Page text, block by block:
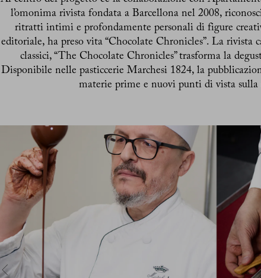
l’omonima rivista fondata a Barcellona nel 2008,
ritratti intimi e profondamente personali di figure
editoriale, ha preso vita “Chocolate Chronicles”. La rivista
classici, “The Chocolate Chronicles” trasforma la
Disponibile nelle pasticcerie Marchesi 1824, la
materie prime e nuovi punti di vista sulla